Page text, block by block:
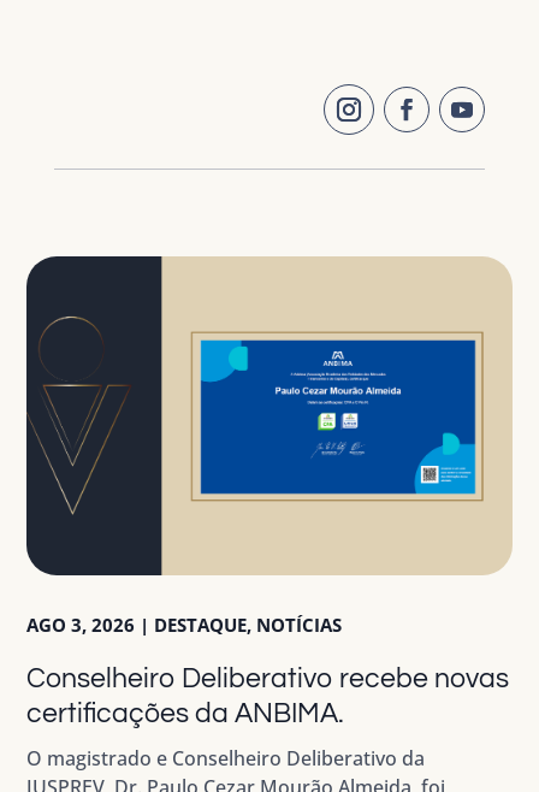
Conselheiro Deliberativo recebe novas
certificações da ANBIMA.
AGO 3, 2026 | DESTAQUE, NOTÍCIAS
O magistrado e Conselheiro Deliberativo da